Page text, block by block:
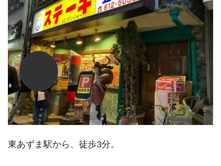
東あずま駅から、徒歩3分。